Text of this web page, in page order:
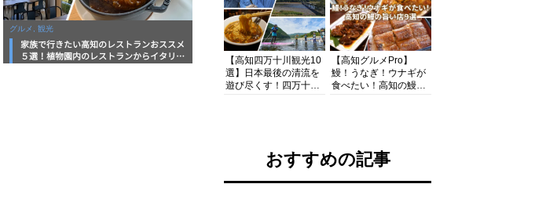
グルメ, 観光
家族で行きたい高知のレストランおススメ
５選！植物園内のレストランからイタリア
【高知四万十川観光10
選】日本最後の清流を
遊び尽くす！四万十川
【高知グルメPro】
鰻！うなぎ！ウナギが
食べたい！高知の鰻の
おすすめの記事